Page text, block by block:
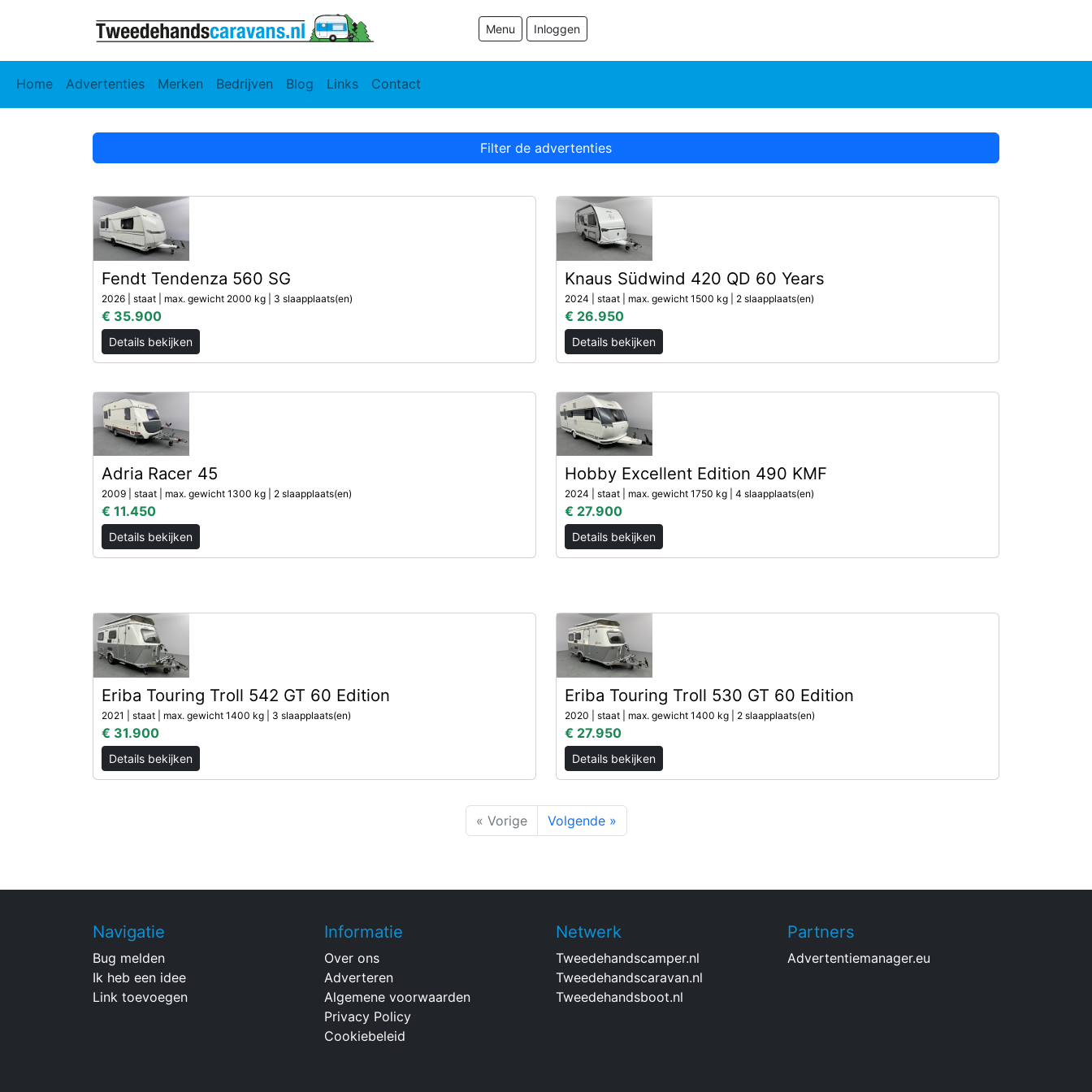
Menu Inloggen
Home Advertenties Merken Bedrijven Blog Links Contact
Filter de advertenties
Fendt Tendenza 560 SG
2026 | staat | max. gewicht 2000 kg | 3 slaapplaats(en)
€ 35.900
Details bekijken
Knaus Südwind 420 QD 60 Years
2024 | staat | max. gewicht 1500 kg | 2 slaapplaats(en)
€ 26.950
Details bekijken
Adria Racer 45
2009 | staat | max. gewicht 1300 kg | 2 slaapplaats(en)
€ 11.450
Details bekijken
Hobby Excellent Edition 490 KMF
2024 | staat | max. gewicht 1750 kg | 4 slaapplaats(en)
€ 27.900
Details bekijken
Eriba Touring Troll 542 GT 60 Edition
2021 | staat | max. gewicht 1400 kg | 3 slaapplaats(en)
€ 31.900
Details bekijken
Eriba Touring Troll 530 GT 60 Edition
2020 | staat | max. gewicht 1400 kg | 2 slaapplaats(en)
€ 27.950
Details bekijken
« Vorige Volgende »
Navigatie
Bug melden
Ik heb een idee
Link toevoegen
Informatie
Over ons
Adverteren
Algemene voorwaarden
Privacy Policy
Cookiebeleid
Netwerk
Tweedehandscamper.nl
Tweedehandscaravan.nl
Tweedehandsboot.nl
Partners
Advertentiemanager.eu